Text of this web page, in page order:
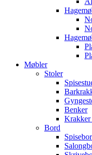
Møbler
Stoler
Benker
Bord